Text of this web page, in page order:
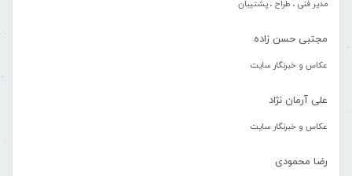
مدیر فنی ، طراح ، پشتیبان
مجتبی حسن زاده
عکاس و خبرنگار سایت
علی آرمان نژاد
عکاس و خبرنگار سایت
رضا محمودی